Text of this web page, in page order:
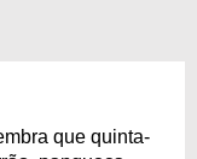
que quinta-